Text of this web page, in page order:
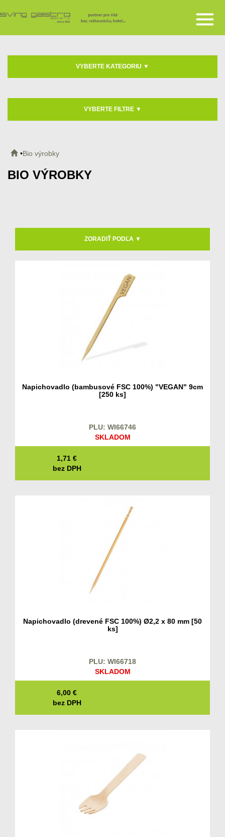
VYBERTE KATEGORIU ▼
VYBERTE FILTRE ▼
Bio výrobky
BIO VÝROBKY
ZORADIŤ PODĽA ▼
Napichovadlo (bambusové FSC 100%) "VEGAN" 9cm
[250 ks]
PLU: WI66746
SKLADOM
1,71 €
bez DPH
Napichovadlo (drevené FSC 100%) Ø2,2 x 80 mm [50
ks]
PLU: WI66718
SKLADOM
6,00 €
bez DPH